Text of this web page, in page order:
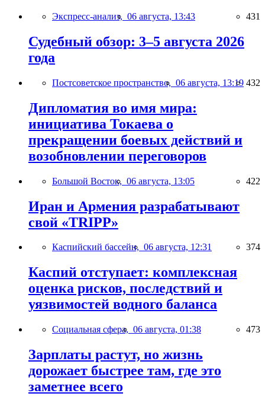
Экспресс-анализ, 06 августа, 13:43 431
Судебный обзор: 3–5 августа 2026
года
Постсоветское пространство, 06 августа, 13:19 432
Дипломатия во имя мира:
инициатива Токаева о
прекращении боевых действий и
возобновлении переговоров
Большой Восток, 06 августа, 13:05 422
Иран и Армения разрабатывают
свой «TRIPP»
Каспийский бассейн, 06 августа, 12:31 374
Каспий отступает: комплексная
оценка рисков, последствий и
уязвимостей водного баланса
Социальная сфера, 06 августа, 01:38 473
Зарплаты растут, но жизнь
дорожает быстрее там, где это
заметнее всего